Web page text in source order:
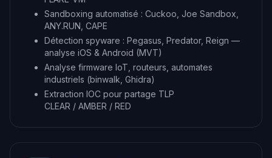
Sandboxing automatisé : Cuckoo, Joe Sandbox,
ANY.RUN, CAPE
Détection spyware : Pegasus, Predator, Reign —
analyse iOS & Android (MVT)
Analyse firmware IoT, routeurs, automates
industriels (binwalk, Ghidra)
Extraction IOC pour partage TLP
CLEAR / AMBER / RED